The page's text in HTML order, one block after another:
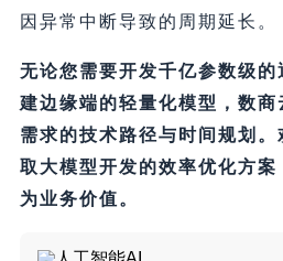
因异常中断导致的周期延长。
无论您需要开发千亿参数级
建边缘端的轻量化模型，数
需求的技术路径与时间规划
取大模型开发的效率优化方
为业务价值。